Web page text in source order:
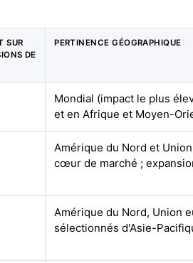
SUR
DE
PERTINENCE GÉOGRAPHIQUE
Mondial (impact le plus
et en Afrique et Moyen-
Amérique du Nord et
cœur de marché ;
Amérique du Nord, Union
sélectionnés d'Asie-